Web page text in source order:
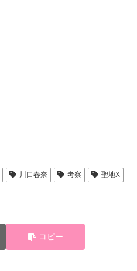
川口春奈 考察 聖地X
コピー